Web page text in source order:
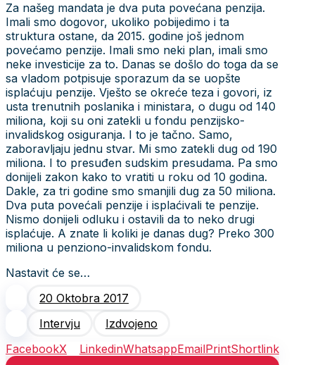
Za našeg mandata je dva puta povećana penzija.
Imali smo dogovor, ukoliko pobijedimo i ta
struktura ostane, da 2015. godine još jednom
povećamo penzije. Imali smo neki plan, imali smo
neke investicije za to. Danas se došlo do toga da se
sa vladom potpisuje sporazum da se uopšte
isplaćuju penzije. Vješto se okreće teza i govori, iz
usta trenutnih poslanika i ministara, o dugu od 140
miliona, koji su oni zatekli u fondu penzijsko-
invalidskog osiguranja. I to je tačno. Samo,
zaboravljaju jednu stvar. Mi smo zatekli dug od 190
miliona. I to presuđen sudskim presudama. Pa smo
donijeli zakon kako to vratiti u roku od 10 godina.
Dakle, za tri godine smo smanjili dug za 50 miliona.
Dva puta povećali penzije i isplaćivali te penzije.
Nismo donijeli odluku i ostavili da to neko drugi
isplaćuje. A znate li koliki je danas dug? Preko 300
miliona u penziono-invalidskom fondu.
Nastavit će se…
20 Oktobra 2017
Intervju
Izdvojeno
FacebookX LinkedinWhatsappEmailPrintShortlink